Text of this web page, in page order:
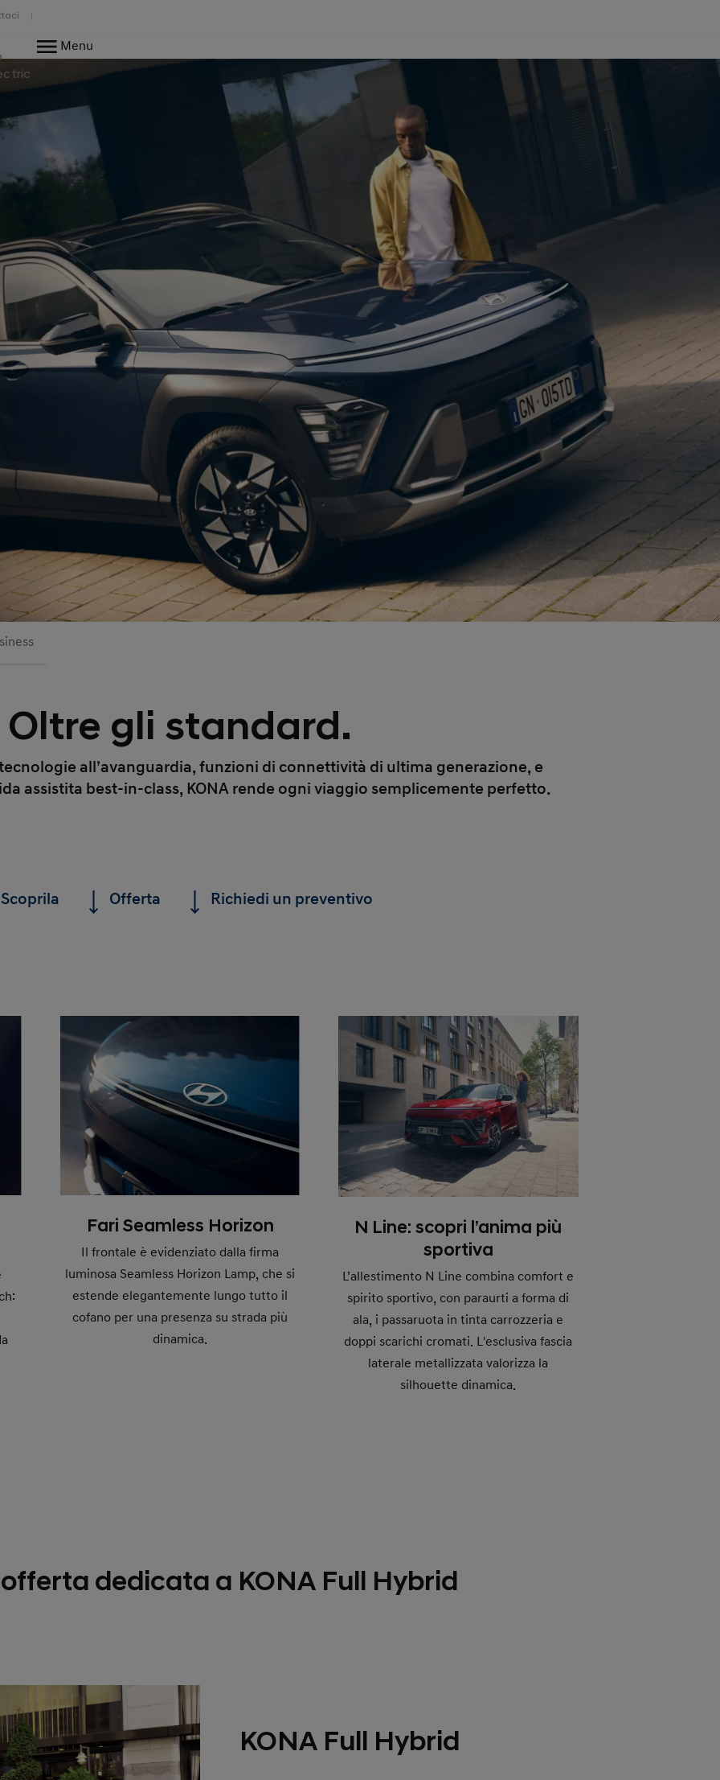
Menu
Oltre gli standard.
all’avanguardia, funzioni di connettività di ultima generazione, e
assistita best-in-class, KONA rende ogni viaggio semplicemente perfetto.
Scoprila Offerta Richiedi un preventivo
Fari Seamless Horizon
Il frontale è evidenziato dalla firma
luminosa Seamless Horizon Lamp, che si
estende elegantemente lungo tutto il
cofano per una presenza su strada più
dinamica.
N Line: scopri l’anima più
sportiva
L’allestimento N Line combina comfort e
spirito sportivo, con paraurti a forma di
ala, i passaruota in tinta carrozzeria e
doppi scarichi cromati. L'esclusiva fascia
laterale metallizzata valorizza la
silhouette dinamica.
dedicata a KONA Full Hybrid
KONA Full Hybrid